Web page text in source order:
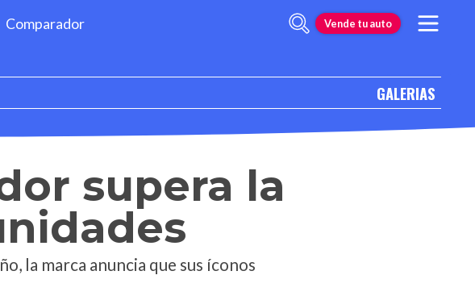
Comparador Vende tu auto
GALERIAS
supera la
la marca anuncia que sus íconos